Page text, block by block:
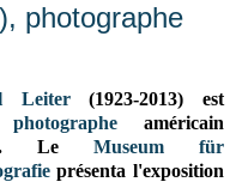
photographe
Leiter(1923-2013) est
photographe américain
Le Museum für
présenta l'exposition